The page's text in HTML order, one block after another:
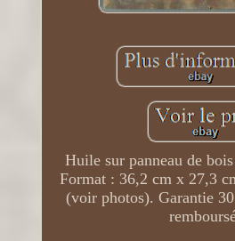
Huile sur panneau de
Format : 36,2 cm x 27,3
(voir photos). Garantie